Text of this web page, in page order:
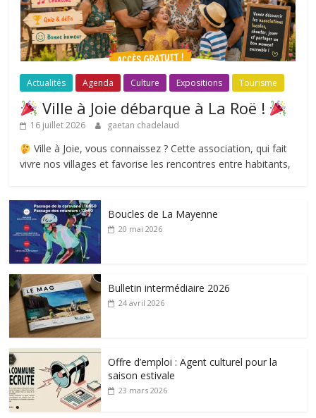
Actualités Agenda Culture Expositions Tourisme
Ville à Joie débarque à La Roë !
16 juillet 2026 gaetan chadelaud
Ville à Joie, vous connaissez ? Cette association, qui fait
vivre nos villages et favorise les rencontres entre habitants,
Boucles de La Mayenne
20 mai 2026
Bulletin intermédiaire 2026
24 avril 2026
Offre d’emploi : Agent culturel pour la
saison estivale
23 mars 2026